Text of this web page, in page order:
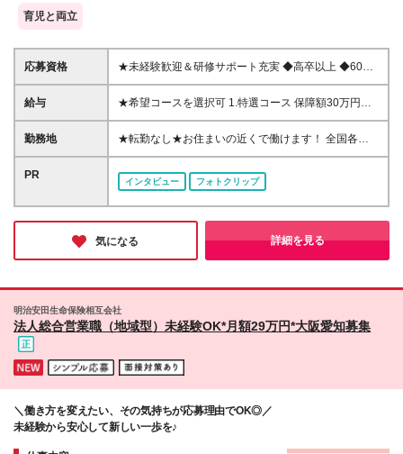
育児と両立
応募資格
★未経験歓迎＆研修サポート充実 ◆高卒以上 ◆60歳
未満(定年のため。ただし再雇用制度有) ※国籍不問(当
社規程あり) 【こんな方がご入社しています】 ◆未経
きる職場で働きたい方 ◆将来、結婚・出産をしても
続けられる仕事がしたい方 ◆頑張りはきちんと評価
給与
★希望コースを選択可 1.特選コース 保障額30万円＋
賞与年2回 ※保障額25万円・20万円のコースあり ※当
社規程による所定の要件を満たす場合 ※詳細は面談時
社規程による所定要件を満たす場合 ※詳細は面談時に
動が求められる一方、入社後18ヵ月間は保障給制度が
あり所定要件を満たす場合に入社時に決定された金額
勤務地
★転勤なし★お住まいの近くで働けます！ 全国各営
業拠点で募集中 ※あなたの希望を考慮します ★リモ
ート営業（商談）あり ▼全国の都道府県に営業拠点
があります！詳細はこちら https://www.taiju-
life.co.jp/lc_recruitment/info/office.htm#sec03 ※上記
リンクは選考プロセスの下の「関連リンク」にある
【全国の都道府県に営業拠点があります！詳細はこち
一括-第2号 大樹生命保険株式会社 〒 105-7190 東京
当者 ／ 採用担当 tel ／ 03-6730-5066
*********************************** ※(変更の範囲)上記
PR
インタビュー フォトクリップ
気になる 詳細を見る
明治安田生命保険相互会社
法人総合営業職（地域型）未経験OK*月額29万円*大阪愛知募集
＼働き方を変えたい、その気持ちが応募理由でOK◎／
未経験から安心して新しい一歩を♪